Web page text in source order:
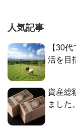
人気記事
【30
活を目
資産総
ました。